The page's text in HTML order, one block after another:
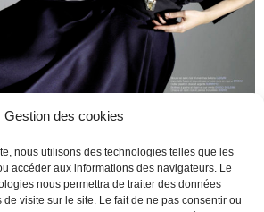
Gestion des cookies
nous utilisons des technologies telles que les
accéder aux informations des navigateurs. Le
nous permettra de traiter des données
visite sur le site. Le fait de ne pas consentir ou
internationnal Stylist: Julie Cerf
Bernhard Schabernig @ New Madison
Subra @ Sybille Kleber Hair
@ Backstage Paris Studio : Pin-